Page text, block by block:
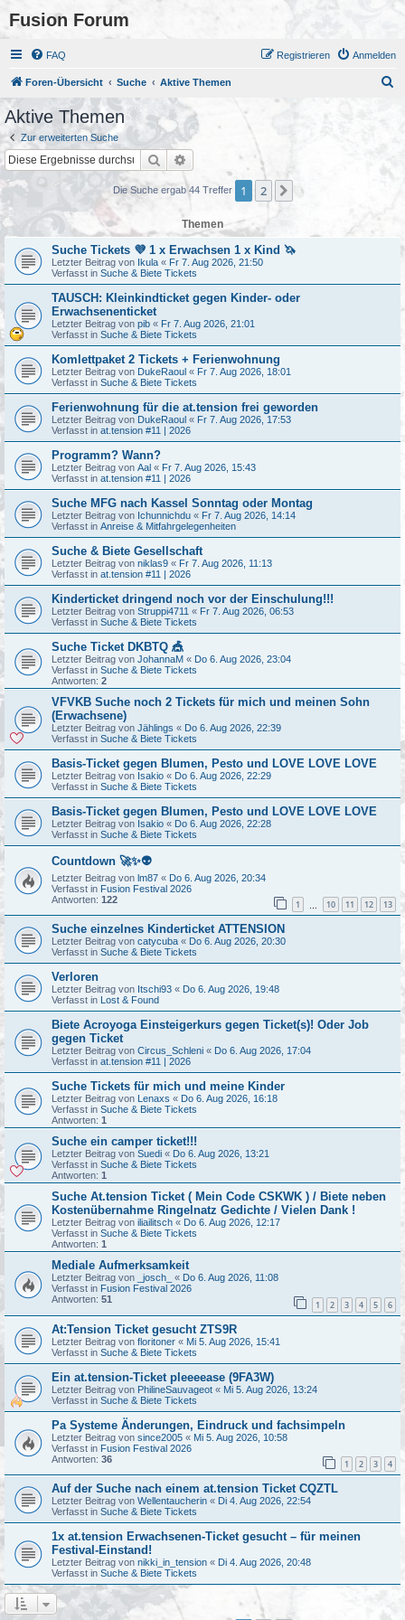
Fusion Forum
FAQ Anmelden
Registrieren
Foren-Übersicht Suche Aktive Themen
Aktive Themen
Zur erweiterten Suche
Suche Erweiterte Suche
Die Suche ergab 44 Treffer 1 2 Nächste
Themen
Suche Tickets 💜 1 x Erwachsen 1 x Kind 🦄
Letzter Beitrag von Ikula « Fr 7. Aug 2026, 21:50
Verfasst in Suche & Biete Tickets
TAUSCH: Kleinkindticket gegen Kinder- oder
Erwachsenenticket
Letzter Beitrag von pib « Fr 7. Aug 2026, 21:01
Verfasst in Suche & Biete Tickets
Komlettpaket 2 Tickets + Ferienwohnung
Letzter Beitrag von DukeRaoul « Fr 7. Aug 2026, 18:01
Verfasst in Suche & Biete Tickets
Ferienwohnung für die at.tension frei geworden
Letzter Beitrag von DukeRaoul « Fr 7. Aug 2026, 17:53
Verfasst in at.tension #11 | 2026
Programm? Wann?
Letzter Beitrag von Aal « Fr 7. Aug 2026, 15:43
Verfasst in at.tension #11 | 2026
Suche MFG nach Kassel Sonntag oder Montag
Letzter Beitrag von Ichunnichdu « Fr 7. Aug 2026, 14:14
Verfasst in Anreise & Mitfahrgelegenheiten
Suche & Biete Gesellschaft
Letzter Beitrag von niklas9 « Fr 7. Aug 2026, 11:13
Verfasst in at.tension #11 | 2026
Kinderticket dringend noch vor der Einschulung!!!
Letzter Beitrag von Struppi4711 « Fr 7. Aug 2026, 06:53
Verfasst in Suche & Biete Tickets
Suche Ticket DKBTQ 🎪
Letzter Beitrag von JohannaM « Do 6. Aug 2026, 23:04
Verfasst in Suche & Biete Tickets
Antworten: 2
VFVKB Suche noch 2 Tickets für mich und meinen Sohn
(Erwachsene)
Letzter Beitrag von Jählings « Do 6. Aug 2026, 22:39
Verfasst in Suche & Biete Tickets
Basis-Ticket gegen Blumen, Pesto und LOVE LOVE LOVE
Letzter Beitrag von Isakio « Do 6. Aug 2026, 22:29
Verfasst in Suche & Biete Tickets
Basis-Ticket gegen Blumen, Pesto und LOVE LOVE LOVE
Letzter Beitrag von Isakio « Do 6. Aug 2026, 22:28
Verfasst in Suche & Biete Tickets
Countdown 🚀✨👽
Letzter Beitrag von lm87 « Do 6. Aug 2026, 20:34
Verfasst in Fusion Festival 2026
Antworten: 122 1 10 11 12 13
Suche einzelnes Kinderticket ATTENSION
Letzter Beitrag von catycuba « Do 6. Aug 2026, 20:30
Verfasst in Suche & Biete Tickets
Verloren
Letzter Beitrag von Itschi93 « Do 6. Aug 2026, 19:48
Verfasst in Lost & Found
Biete Acroyoga Einsteigerkurs gegen Ticket(s)! Oder Job
gegen Ticket
Letzter Beitrag von Circus_Schleni « Do 6. Aug 2026, 17:04
Verfasst in at.tension #11 | 2026
Suche Tickets für mich und meine Kinder
Letzter Beitrag von Lenaxs « Do 6. Aug 2026, 16:18
Verfasst in Suche & Biete Tickets
Antworten: 1
Suche ein camper ticket!!!
Letzter Beitrag von Suedi « Do 6. Aug 2026, 13:21
Verfasst in Suche & Biete Tickets
Antworten: 1
Suche At.tension Ticket ( Mein Code CSKWK ) / Biete neben
Kostenübernahme Ringelnatz Gedichte / Vielen Dank !
Letzter Beitrag von iliailitsch « Do 6. Aug 2026, 12:17
Verfasst in Suche & Biete Tickets
Antworten: 1
Mediale Aufmerksamkeit
Letzter Beitrag von _josch_ « Do 6. Aug 2026, 11:08
Verfasst in Fusion Festival 2026
Antworten: 51 1 2 3 4 5 6
At:Tension Ticket gesucht ZTS9R
Letzter Beitrag von floritoner « Mi 5. Aug 2026, 15:41
Verfasst in Suche & Biete Tickets
Ein at.tension-Ticket pleeeease (9FA3W)
Letzter Beitrag von PhilineSauvageot « Mi 5. Aug 2026, 13:24
Verfasst in Suche & Biete Tickets
Pa Systeme Änderungen, Eindruck und fachsimpeln
Letzter Beitrag von since2005 « Mi 5. Aug 2026, 10:58
Verfasst in Fusion Festival 2026
Antworten: 36 1 2 3 4
Auf der Suche nach einem at.tension Ticket CQZTL
Letzter Beitrag von Wellentaucherin « Di 4. Aug 2026, 22:54
Verfasst in Suche & Biete Tickets
1x at.tension Erwachsenen-Ticket gesucht – für meinen
Festival-Einstand!
Letzter Beitrag von nikki_in_tension « Di 4. Aug 2026, 20:48
Verfasst in Suche & Biete Tickets